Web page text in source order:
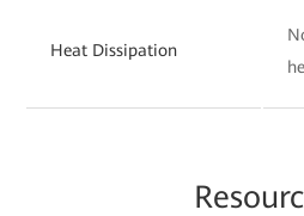
Heat Dissipation
Resourc